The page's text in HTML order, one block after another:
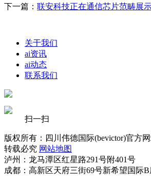
下一篇： 联安科技正在通信芯片范畴展
关于我们
ai资讯
ai动态
联系我们
扫一扫
版权所有：四川伟德国际(bevictor)官方
转载必究 网站地图
泸州：龙马潭区红星路291号附401号
成都：高新区天府三街69号新希望国际B